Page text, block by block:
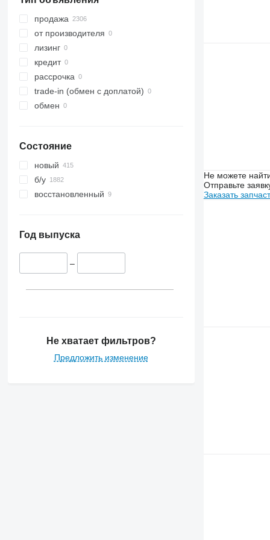
6100
6115
6130
6140
6145
6155
6175
6200
6230
6300
6310
6320
6410
6610
6810
6900
7274
7278
7716
7718
7719
7720
8150
продажа
от производителя
лизинг
кредит
рассрочка
trade-in (обмен с доплатой)
обмен
Состояние
новый
б/у
восстановленный
Год выпуска
–
Не хватает фильтров?
Предложить изменение
Не можете
Отправьте
Заказать